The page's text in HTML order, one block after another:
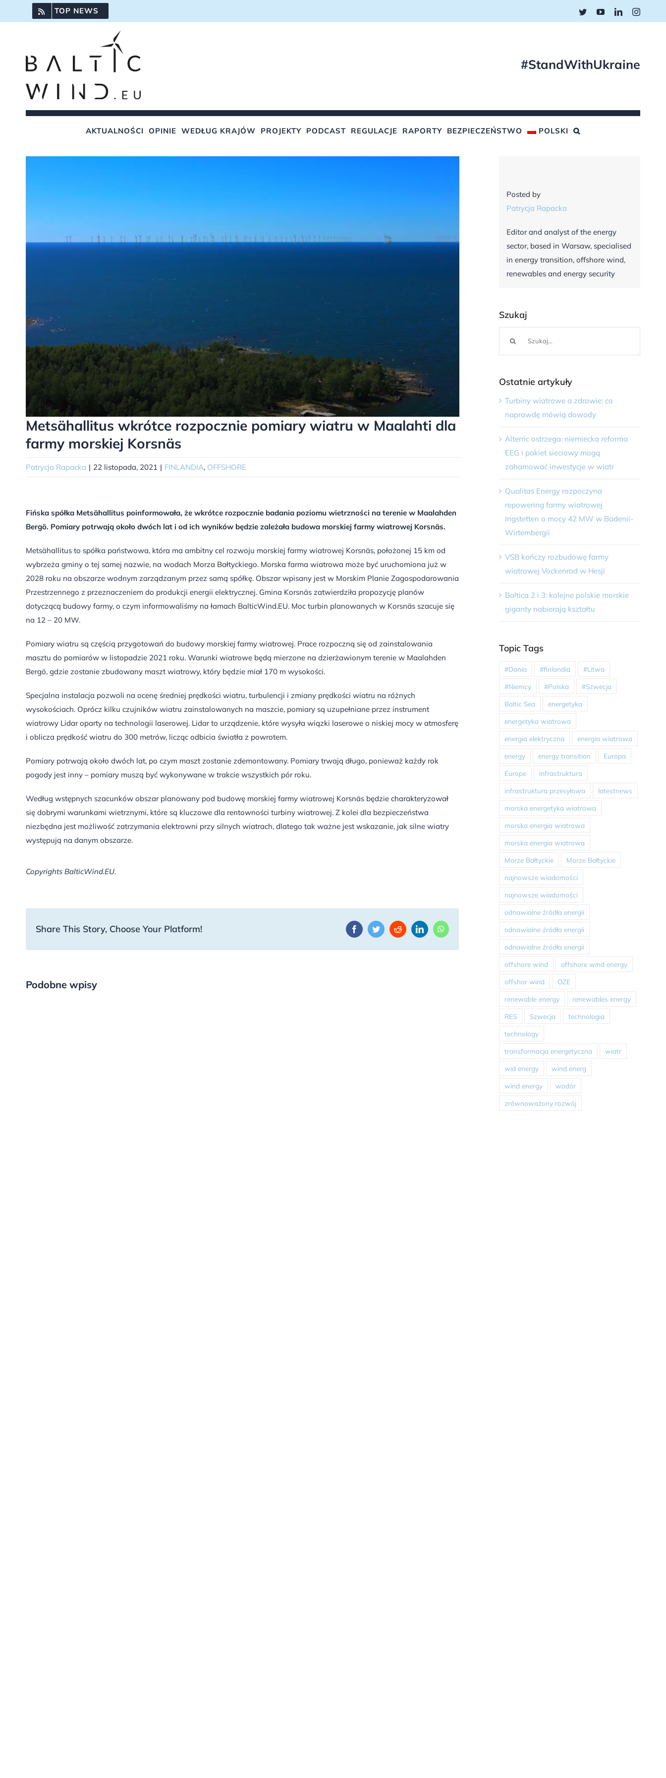
do
TOP NEWS TwitterYouTubeLinkedIn
#StandWithUkraine
AKTUALNOŚCI OPINIE WEDŁUG KRAJÓW PROJEKTY PODCAST REGULACJE RAPORTY BEZPIECZEŃSTWO POLSKI
Metsähallitus wkrótce rozpocznie pomiary wiatru w Maalahti dla
farmy morskiej Korsnäs
Patrycja Rapacka | 22 listopada, 2021 | FINLANDIA, OFFSHORE
Fińska spółka Metsähallitus poinformowała, że wkrótce rozpocznie badania poziomu wietrzności na terenie w Maalahden
Bergö. Pomiary potrwają około dwóch lat i od ich wyników będzie zależała budowa morskiej farmy wiatrowej Korsnäs.
Metsähallitus to spółka państwowa, która ma ambitny cel rozwoju morskiej farmy wiatrowej Korsnäs, położonej 15 km od
wybrzeża gminy o tej samej nazwie, na wodach Morza Bałtyckiego. Morska farma wiatrowa może być uruchomiona już w
2028 roku na obszarze wodnym zarządzanym przez samą spółkę. Obszar wpisany jest w Morskim Planie Zagospodarowania
Przestrzennego z przeznaczeniem do produkcji energii elektrycznej. Gmina Korsnäs zatwierdziła propozycję planów
dotyczącą budowy farmy, o czym informowaliśmy na łamach BalticWind.EU. Moc turbin planowanych w Korsnäs szacuje się
na 12 – 20 MW.
Pomiary wiatru są częścią przygotowań do budowy morskiej farmy wiatrowej. Prace rozpoczną się od zainstalowania
masztu do pomiarów w listopadzie 2021 roku. Warunki wiatrowe będą mierzone na dzierżawionym terenie w Maalahden
Bergö, gdzie zostanie zbudowany maszt wiatrowy, który będzie miał 170 m wysokości.
Specjalna instalacja pozwoli na ocenę średniej prędkości wiatru, turbulencji i zmiany prędkości wiatru na różnych
wysokościach. Oprócz kilku czujników wiatru zainstalowanych na maszcie, pomiary są uzupełniane przez instrument
wiatrowy Lidar oparty na technologii laserowej. Lidar to urządzenie, które wysyła wiązki laserowe o niskiej mocy w atmosferę
i oblicza prędkość wiatru do 300 metrów, licząc odbicia światła z powrotem.
Pomiary potrwają około dwóch lat, po czym maszt zostanie zdemontowany. Pomiary trwają długo, ponieważ każdy rok
pogody jest inny – pomiary muszą być wykonywane w trakcie wszystkich pór roku.
Według wstępnych szacunków obszar planowany pod budowę morskiej farmy wiatrowej Korsnäs będzie charakteryzował
się dobrymi warunkami wietrznymi, które są kluczowe dla rentowności turbiny wiatrowej. Z kolei dla bezpieczeństwa
niezbędna jest możliwość zatrzymania elektrowni przy silnych wiatrach, dlatego tak ważne jest wskazanie, jak silne wiatry
występują na danym obszarze.
Copyrights BalticWind.EU.
Share This Story, Choose Your Platform! FacebookTwitterRedditLinkedInWhatsApp
Podobne wpisy
Posted by
Patrycja Rapacka
Editor and analyst of the energy
sector, based in Warsaw, specialised
in energy transition, offshore wind,
renewables and energy security
Szukaj
Ostatnie artykuły
Turbiny wiatrowe a zdrowie: co
naprawdę mówią dowody
Alterric ostrzega: niemiecka reforma
EEG i pakiet sieciowy mogą
zahamować inwestycje w wiatr
Qualitas Energy rozpoczyna
repowering farmy wiatrowej
Ingstetten o mocy 42 MW w Badenii-
Wirtembergii
VSB kończy rozbudowę farmy
wiatrowej Vockenrod w Hesji
Baltica 2 i 3: kolejne polskie morskie
giganty nabierają kształtu
Topic Tags
#Dania #finlandia #Litwa
#Niemcy #Polska #Szwecja
Baltic Sea energetyka
energetyka wiatrowa
energia elektryczna energia wiatrowa
energy energy transition Europa
Europe infrastruktura
infrastruktura przesyłowa latestnews
morska energetyka wiatrowa
morska energia wiatrowa
morska energia wiatrowa
Morze Bałtyckie Morze Bałtyckie
najnowsze wiadomości
najnowsze wiadomości
odnawialne źródła energii
odnawialne źródła energii
odnawialne źródła energii
offshore wind offshore wind energy
offshor wind OZE
renewable energy renewables energy
RES Szwecja technologia
technology
transformacja energetyczna wiatr
wid energy wind energ
wind energy wodór
zrównoważony rozwój